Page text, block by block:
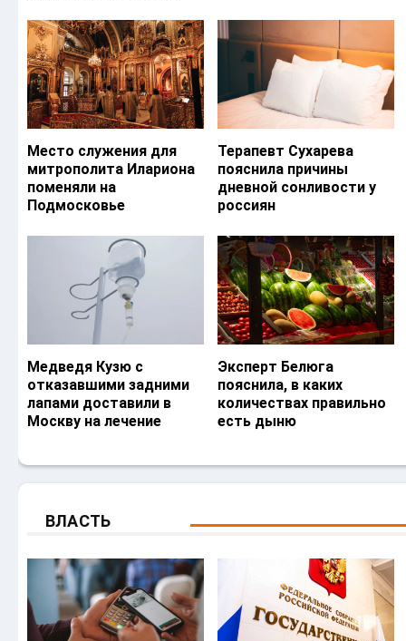
Место служения для
митрополита Илариона
поменяли на
Подмосковье
Терапевт Сухарева
пояснила причины
дневной сонливости у
россиян
Медведя Кузю с
отказавшими задними
лапами доставили в
Москву на лечение
Эксперт Белюга
пояснила, в каких
количествах правильно
есть дыню
ВЛАСТЬ